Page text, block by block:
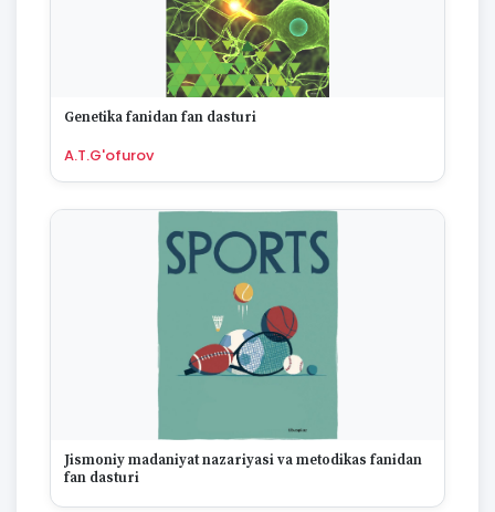
Genetika fanidan fan dasturi
A.T.G'ofurov
Jismoniy madaniyat nazariyasi va metodikas fanidan
fan dasturi